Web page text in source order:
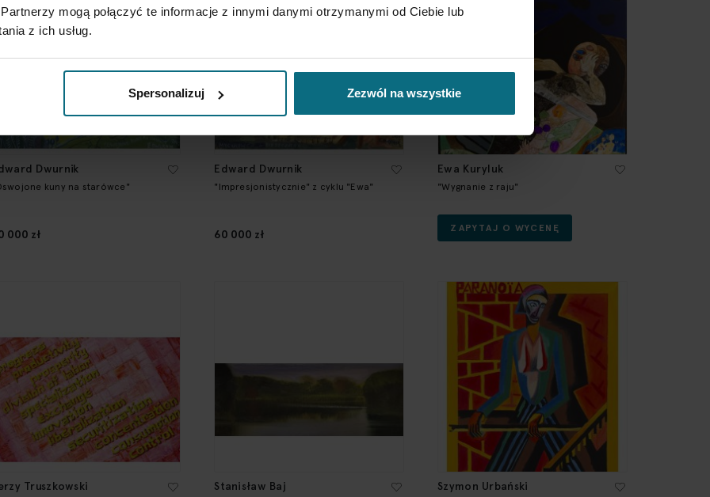
mogą połączyć te informacje z innymi danymi otrzymanymi od Ciebie lub
z ich usług.
Spersonalizuj Zezwól na wszystkie
Dwurnik
kuny na starówce"
000 zł
Edward Dwurnik
"Impresjonistycznie" z cyklu "Ewa"
60 000 zł
Ewa Kuryluk
"Wygnanie z raju"
ZAPYTAJ O WYCENĘ
Truszkowski Stanisław Baj Szymon Urbański